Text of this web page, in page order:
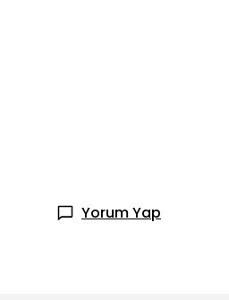
Yorum Yap